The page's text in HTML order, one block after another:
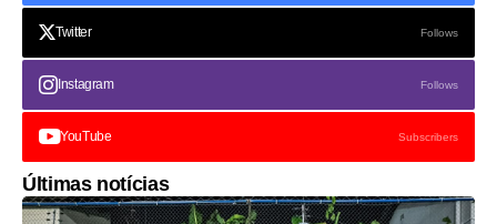
Twitter Follows
Instagram Follows
YouTube Subscribers
Últimas notícias